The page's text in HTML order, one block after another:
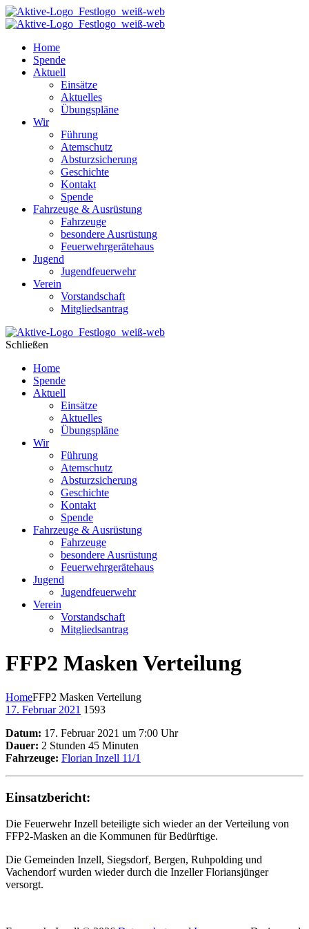
Home
Spende
Aktuell
Einsätze
Aktuelles
Übungspläne
Wir
Führung
Atemschutz
Absturzsicherung
Geschichte
Kontakt
Spende
Fahrzeuge & Ausrüstung
Fahrzeuge
besondere Ausrüstung
Feuerwehrgerätehaus
Jugend
Jugendfeuerwehr
Verein
Vorstandschaft
Mitgliedsantrag
Schließen
Home
Spende
Aktuell
Einsätze
Aktuelles
Übungspläne
Wir
Führung
Atemschutz
Absturzsicherung
Geschichte
Kontakt
Spende
Fahrzeuge & Ausrüstung
Fahrzeuge
besondere Ausrüstung
Feuerwehrgerätehaus
Jugend
Jugendfeuerwehr
Verein
Vorstandschaft
Mitgliedsantrag
FFP2 Masken Verteilung
HomeFFP2 Masken Verteilung
17. Februar 2021 1593
Datum: 17. Februar 2021 um 7:00 Uhr
Dauer: 2 Stunden 45 Minuten
Fahrzeuge: Florian Inzell 11/1
Einsatzbericht:
Die Feuerwehr Inzell beteiligte sich wieder an der Verteilung von
FFP2-Masken an die Kommunen für Bedürftige.
Die Gemeinden Inzell, Siegsdorf, Bergen, Ruhpolding und
Vachendorf wurden wieder durch die Inzeller Floriansjünger
versorgt.